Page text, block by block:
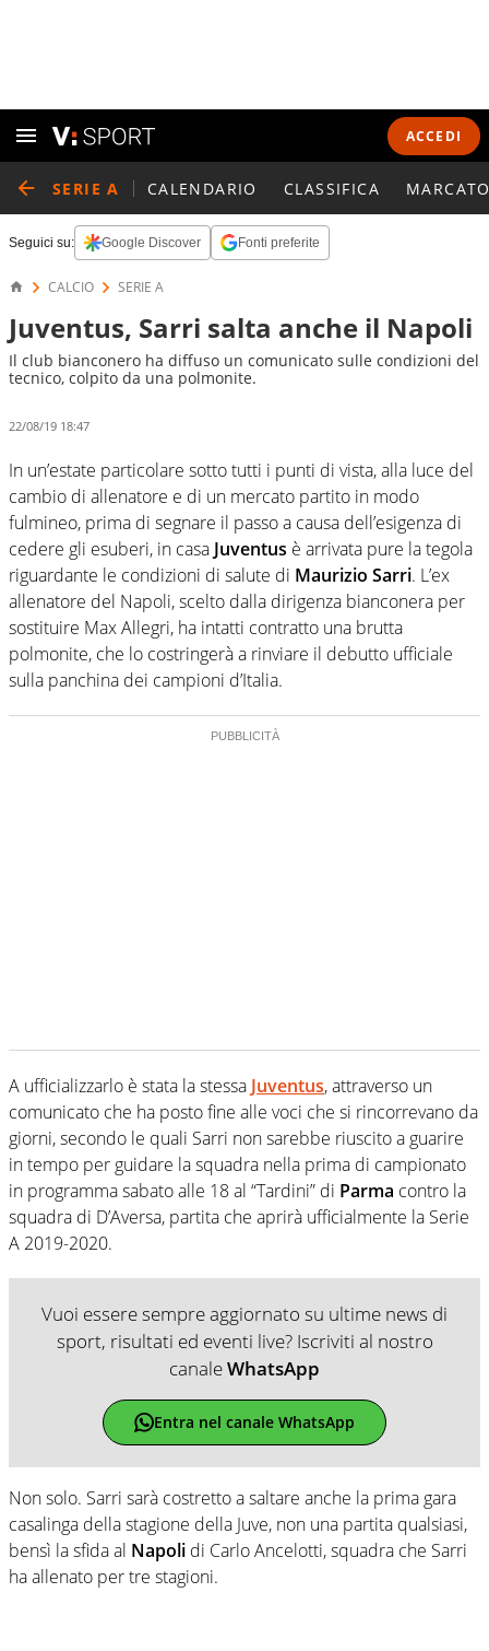
ACCEDI
SERIE A CALENDARIO CLASSIFICA
Seguici su: Google Discover Fonti preferite
CALCIO SERIE A
Juventus, Sarri salta anche il Napoli
Il club bianconero ha diffuso un comunicato sulle condizioni del
tecnico, colpito da una polmonite.
22/08/19 18:47
In un’estate particolare sotto tutti i punti di vista, alla luce del
cambio di allenatore e di un mercato partito in modo
fulmineo, prima di segnare il passo a causa dell’esigenza di
cedere gli esuberi, in casa Juventus è arrivata pure la tegola
riguardante le condizioni di salute di Maurizio Sarri. L’ex
allenatore del Napoli, scelto dalla dirigenza bianconera per
sostituire Max Allegri, ha intatti contratto una brutta
polmonite, che lo costringerà a rinviare il debutto ufficiale
sulla panchina dei campioni d’Italia.
A ufficializzarlo è stata la stessa Juventus, attraverso un
comunicato che ha posto fine alle voci che si rincorrevano da
giorni, secondo le quali Sarri non sarebbe riuscito a guarire
in tempo per guidare la squadra nella prima di campionato
in programma sabato alle 18 al “Tardini” di Parma contro la
squadra di D’Aversa, partita che aprirà ufficialmente la Serie
A 2019-2020.
Vuoi essere sempre aggiornato su ultime news di
sport, risultati ed eventi live? Iscriviti al nostro
canaleWhatsApp
Entra nel canale WhatsApp
Non solo. Sarri sarà costretto a saltare anche la prima gara
casalinga della stagione della Juve, non una partita qualsiasi,
bensì la sfida al Napoli di Carlo Ancelotti, squadra che Sarri
ha allenato per tre stagioni.